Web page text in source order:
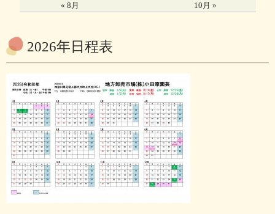
« 8月 10月 »
2026年日程表